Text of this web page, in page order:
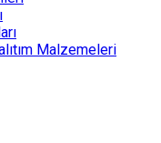
Malzemeleri